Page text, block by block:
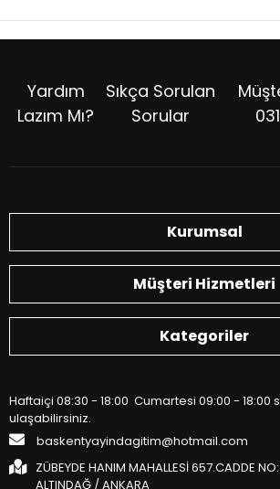
Yardım
Lazım Mı?
Sıkça Sorulan
Sorular
Kurumsal
Müşteri Hizmetleri
Kategoriler
Haftaiçi 08:30 - 18:00 Cumartesi 09:00 - 18:00
ulaşabilirsiniz.
baskentyayindagitim@hotmail.com
ZÜBEYDE HANIM MAHALLESİ 657.CADDE
ALTINDAĞ / ANKARA